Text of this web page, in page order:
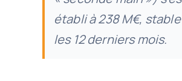
établi à 238 M€,
les 12 derniers mois.